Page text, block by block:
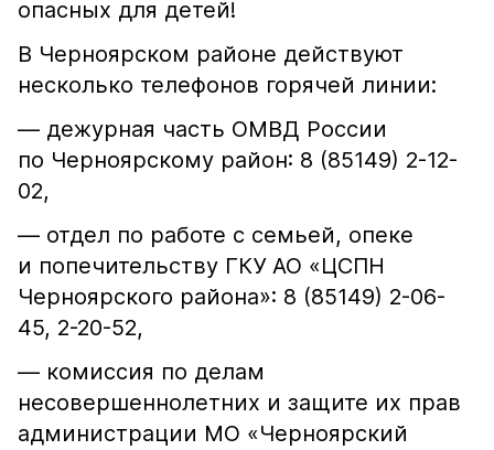
опасных для детей!
В Черноярском районе действуют
несколько телефонов горячей линии:
— дежурная часть ОМВД России
по Черноярскому район: 8 (85149) 2-12-
02,
— отдел по работе с семьей, опеке
и попечительству ГКУ АО «ЦСПН
Черноярского района»: 8 (85149) 2-06-
45, 2-20-52,
— комиссия по делам
несовершеннолетних и защите их прав
администрации МО «Черноярский